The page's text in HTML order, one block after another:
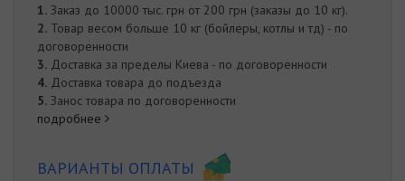
1. Заказ до 10000 тыс. грн от 200 грн (заказы до 10 кг).
2. Товар весом больше 10 кг (бойлеры, котлы и тд) - по
договоренности
3. Доставка за пределы Киева - по договоренности
4. Доставка товара до подъезда
5. Занос товара по договоренности
подробнее
ВАРИАНТЫ ОПЛАТЫ